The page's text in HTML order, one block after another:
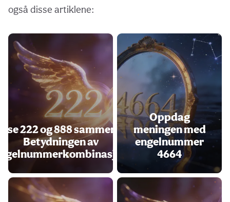
også disse artiklene:
se 222 og 888 sammen -
Betydningen av
Oppdag
meningen med
engelnummer
4664